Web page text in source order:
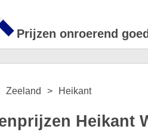
Prijzen onroerend
Zeeland Heikant
Heikant